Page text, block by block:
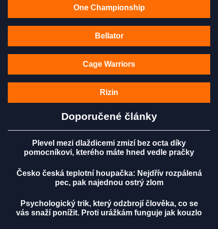
One Championship
Bellator
Cage Warriors
Rizin
Doporučené články
Plevel mezi dlaždicemi zmizí bez octa díky
pomocníkovi, kterého máte hned vedle pračky
Česko česká teplotní houpačka: Nejdřív rozpálená
pec, pak najednou ostrý zlom
Psychologický trik, který odzbrojí člověka, co se
vás snaží ponížit. Proti urážkám funguje jak kouzlo